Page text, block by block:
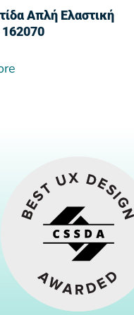
Απλή Ελαστική